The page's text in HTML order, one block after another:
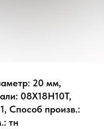
20 мм,
08Х18Н10Т,
Способ произв.:
тн